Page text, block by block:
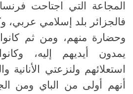
فالجزائر بلد إسلامي عربي،
وحضارة منهم، ومن ثم
يمدون أيديهم إليه،
استعلائهم ولنزعتي
أنهم أولى من الباي ومن